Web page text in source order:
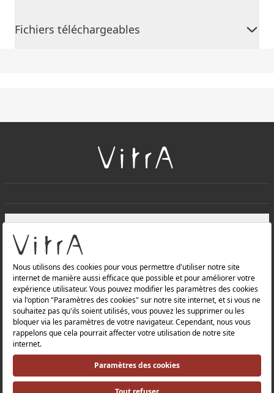
Fichiers téléchargeables
Produits
Politique de confidentialité et politique de protection des
Politique de qualité |
Politique de santé et de sécurité au travail |
Politique environnementale |